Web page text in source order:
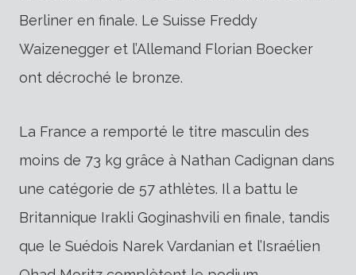
Berliner en finale. Le Suisse Freddy
Waizenegger et l’Allemand Florian Boecker
ont décroché le bronze.
La France a remporté le titre masculin des
moins de 73 kg grâce à Nathan Cadignan dans
une catégorie de 57 athlètes. Il a battu le
Britannique Irakli Goginashvili en finale, tandis
que le Suédois Narek Vardanian et l’Israélien